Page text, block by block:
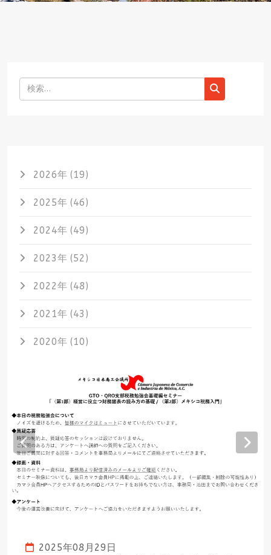
検索
2026年 (19)
2025年 (46)
2024年 (49)
2023年 (52)
2022年 (48)
2021年 (43)
2020年 (10)
Previous
2025年08月29日